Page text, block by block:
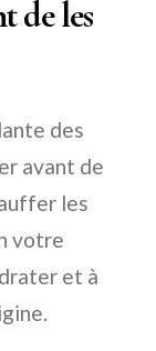
de les
des
avant de
les
votre
et à